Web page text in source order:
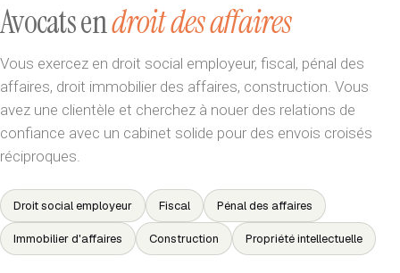
Avocats endroit des affaires
Vous exercez en droit social employeur, fiscal, pénal des
affaires, droit immobilier des affaires, construction. Vous
avez une clientèle et cherchez à nouer des relations de
confiance avec un cabinet solide pour des envois croisés
réciproques.
Droit social employeur Fiscal Pénal des affaires
Immobilier d'affaires Construction Propriété intellectuelle